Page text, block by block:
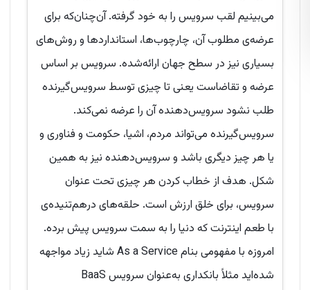
می‌بینیم لقب سرویس را به خود گرفته. آن‌چنان‌که برای
عرضه‌ی مطلوب آن، چارچوب‌ها، استانداردها و روش‌های
بسیاری نیز در سطح جهان ارائه‌شده. سرویس بر اساس
عرضه و تقاضاست یعنی تا چیزی توسط سرویس‌گیرنده
طلب نشود سرویس‌دهنده آن را عرضه نمی‌کند.
سرویس‌گیرنده می‌تواند مردم، اشیا، حکومت و فناوری و
یا هر چیز دیگری باشد و سرویس‌دهنده نیز به همین
شکل. هدف از خطاب کردن هر چیزی تحت عنوان
سرویس، برای خلق ارزش است. حلقه‌های درهم‌تنیده‌ی
با طعم اینترنت که دنیا را به سمت سرویس پیش برده.
امروزه با مفهومی بنام As a Service شاید زیاد مواجهه
شده‌اید مثلاً بانکداری به‌عنوان سرویس BaaS